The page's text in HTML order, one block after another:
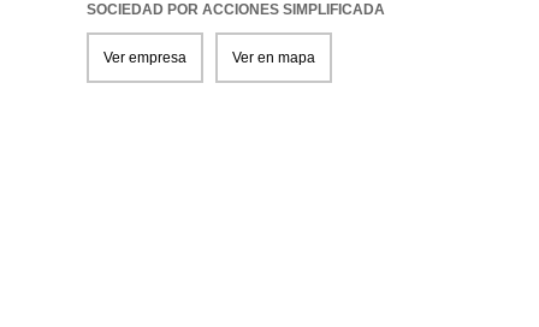
SOCIEDAD POR ACCIONES SIMPLIFICADA
Ver empresa Ver en mapa